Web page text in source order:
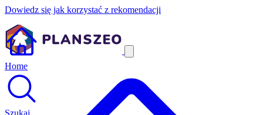
Dowiedz się jak korzystać z rekomendacji
Home
Szukaj